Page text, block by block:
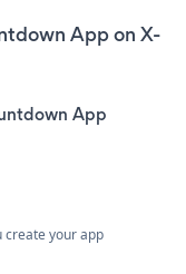
App on X-
App
create your app